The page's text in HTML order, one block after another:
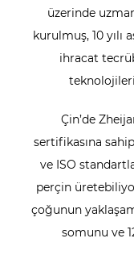
üzerinde
kurulmuş, 10 yılı
ihracat
Çin’de
sertifikasına
ve ISO
perçin
çoğunun
somunu ve